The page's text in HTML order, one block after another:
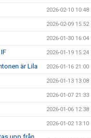
2026-02-10 10:48
2026-02-09 15:52
2026-01-30 16:04
2026-01-19 15:24
är Lila 2026-01-16 21:00
2026-01-13 13:08
2026-01-07 21:33
2026-01-06 12:38
2026-01-02 13:10